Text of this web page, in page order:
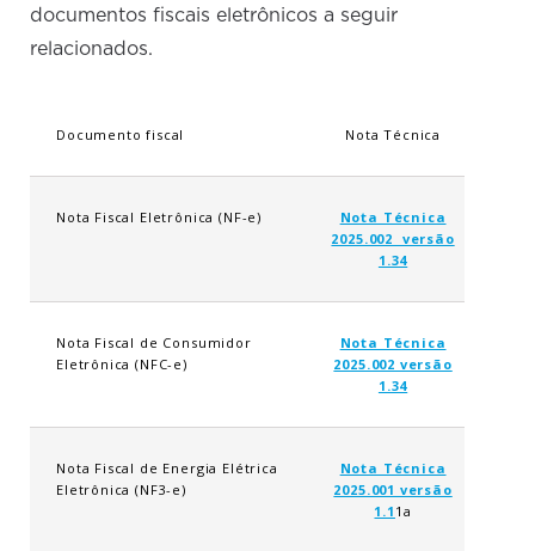
documentos fiscais eletrônicos a seguir
relacionados.
Documento fiscal Nota Técnica
Nota Fiscal Eletrônica (NF-e)
Nota Técnica
2025.002 versão
1.34
Nota Fiscal de Consumidor
Eletrônica (NFC-e)
Nota Técnica
2025.002 versão
1.34
Nota Fiscal de Energia Elétrica
Eletrônica (NF3-e)
Nota Técnica
2025.001 versão
1.1 1a